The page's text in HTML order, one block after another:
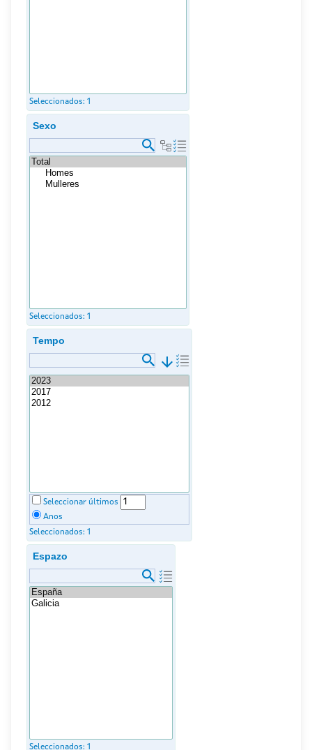
Seleccionados: 1
Sexo
Seleccionados: 1
Tempo
arrow_downward
Seleccionar últimos
Anos
Seleccionados: 1
Espazo
Seleccionados: 1